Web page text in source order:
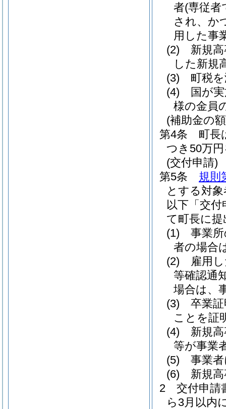
者(専従者
され、か
用した事
(2)
新規
した新規
(3)
町税
(4)
国が
様の金員
(補助金の
第4条
町長
つき50万
(交付申請)
第5条
規則
とする対
以下「交
て町長に
(1)
事業
者の場合
(2)
雇用
等確認通
場合は、
(3)
卒業
ことを証
(4)
新規
等が事業
(5)
事業
(6)
新規
2
交付申請
ら3月以内